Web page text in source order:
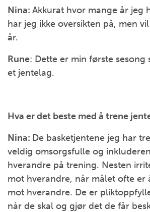
Nina: Akkurat hvor mange år jeg
har jeg ikke oversikten på, men
år.
Rune: Dette er min første sesong
et jentelag.
Hva er det beste med å trene
Nina: De basketjentene jeg har
veldig omsorgsfulle og
hverandre på trening. Nesten
mot hverandre, når målet ofte er
mot hverandre. De er
når de skal og gjør det de får